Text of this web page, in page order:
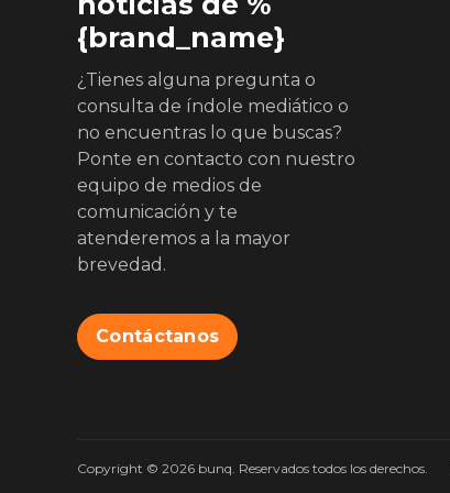
{brand_name}
¿Tienes alguna pregunta o
consulta de índole mediático o
no encuentras lo que buscas?
Ponte en contacto con nuestro
equipo de medios de
comunicación y te
atenderemos a la mayor
brevedad.
Contáctanos
Copyright © 2026 bunq. Reservados todos los derechos.